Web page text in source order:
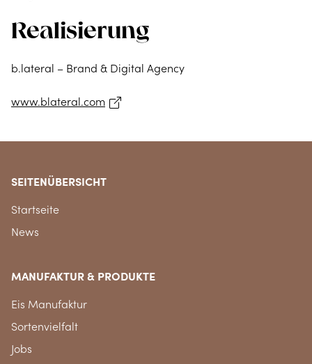
Realisierung
b.lateral – Brand & Digital Agency
www.blateral.com
SEITENÜBERSICHT
Startseite
News
MANUFAKTUR & PRODUKTE
Eis Manufaktur
Sortenvielfalt
Jobs